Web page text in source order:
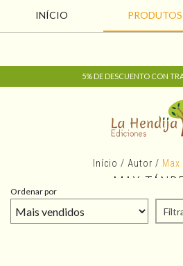
INÍCIO PRODUTOS
5% DE DESCUENTO CON
Início / Autor / Max
MAX
Ordenar por